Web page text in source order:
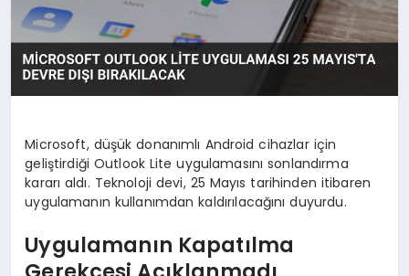
TEKNOLOJI
Microsoft, düşük donanımlı Android cihazlar için
geliştirdiği Outlook Lite uygulamasını sonlandırma
kararı aldı. Teknoloji devi, 25 Mayıs tarihinden itibaren
uygulamanın kullanımdan kaldırılacağını duyurdu.
Uygulamanın Kapatılma